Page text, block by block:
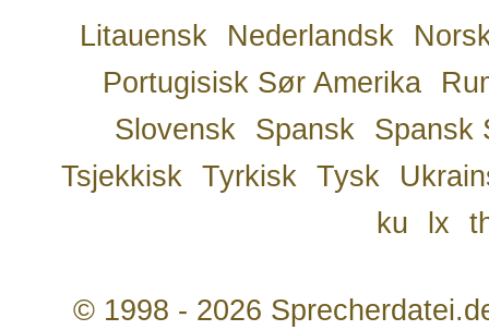
Litauensk
Nederlandsk
Portugisisk Sør Amerika
Slovensk
Spansk
Spansk
Tsjekkisk
Tyrkisk Tysk
ku
lx
© 1998 - 2026